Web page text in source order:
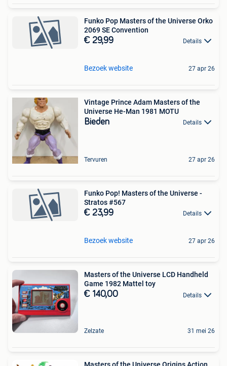
Funko Pop Masters of the Universe Orko
2069 SE Convention
€ 29,99 Details
Bezoek website 27 apr 26
Vintage Prince Adam Masters of the
Universe He-Man 1981 MOTU
Bieden Details
Tervuren 27 apr 26
Funko Pop! Masters of the Universe -
Stratos #567
€ 23,99 Details
Bezoek website 27 apr 26
Masters of the Universe LCD Handheld
Game 1982 Mattel toy
€ 140,00 Details
Zelzate 31 mei 26
Masters of the Universe Origins Action